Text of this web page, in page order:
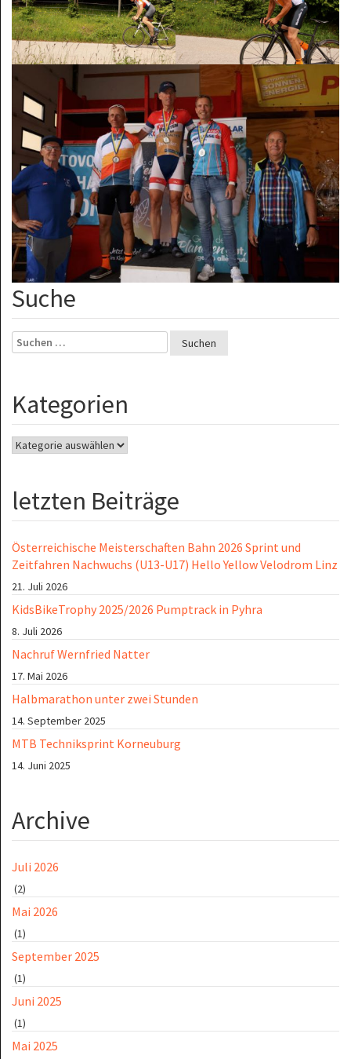
Suche
Suchen
nach:
Kategorien
Kategorien
letzten Beiträge
Österreichische Meisterschaften Bahn 2026 Sprint und
Zeitfahren Nachwuchs (U13-U17) Hello Yellow Velodrom Linz
21. Juli 2026
KidsBikeTrophy 2025/2026 Pumptrack in Pyhra
8. Juli 2026
Nachruf Wernfried Natter
17. Mai 2026
Halbmarathon unter zwei Stunden
14. September 2025
MTB Techniksprint Korneuburg
14. Juni 2025
Archive
Juli 2026
(2)
Mai 2026
(1)
September 2025
(1)
Juni 2025
(1)
Mai 2025